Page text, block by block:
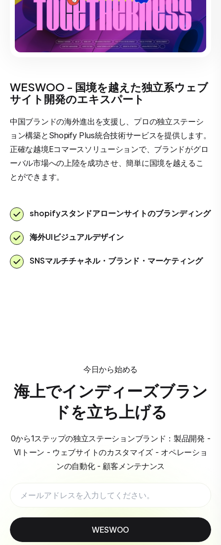
WESWOO - 国境を越えた独立系ウェブ
サイト開発のエキスパート
中国ブランドの海外進出を支援し、プロの独立ステーシ
ョン構築とShopify Plus統合技術サービスを提供します。
正確な越境Eコマースソリューションで、ブランドがグロ
ーバル市場への上陸を成功させ、簡単に国境を越えるこ
とができます。
shopifyスタンドアローンサイトのブランディング
海外UIビジュアルデザイン
SNSマルチチャネル・ブランド・マーケティング
今日から始める
海上でインディーズブラン
ドを立ち上げる
0から1ステップの独立ステーションブランド：製品開発 -
VIトーン - ウェブサイトのカスタマイズ - オペレーショ
ンの自動化 - 顧客メンテナンス
WESWOO